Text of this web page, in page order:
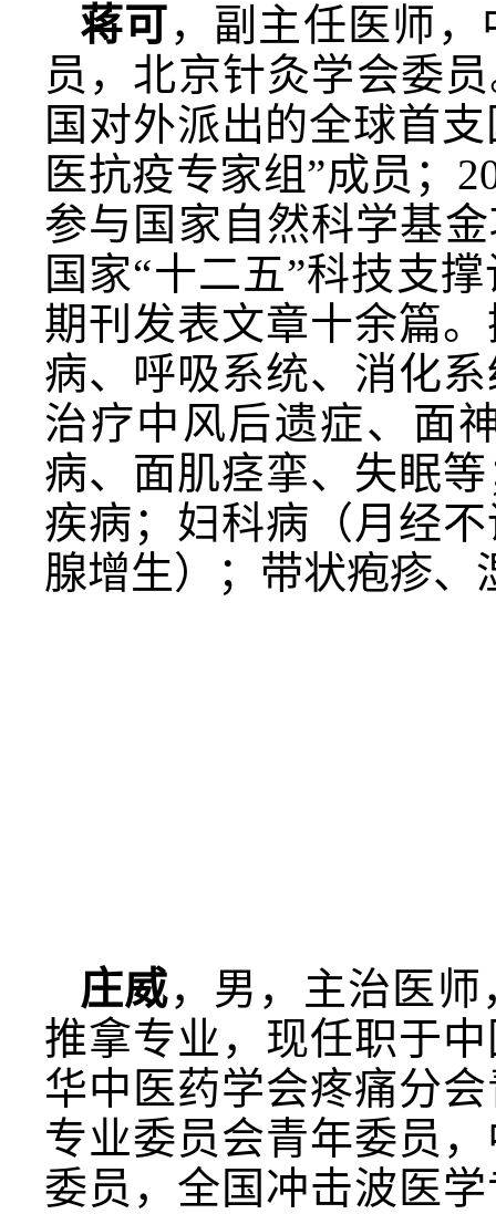
蒋可，副主任医师
员，北京针灸学会委
国对外派出的全球首
医抗疫专家组”成员；
参与国家自然科学基
国家“十二五”科技支
期刊发表文章十余篇
病、呼吸系统、消化
治疗中风后遗症、面
病、面肌痉挛、失眠
疾病；妇科病（月经
腺增生）；带状疱疹
庄威，男，主治医
推拿专业，现任职于
华中医药学会疼痛分
专业委员会青年委员
委员，全国冲击波医